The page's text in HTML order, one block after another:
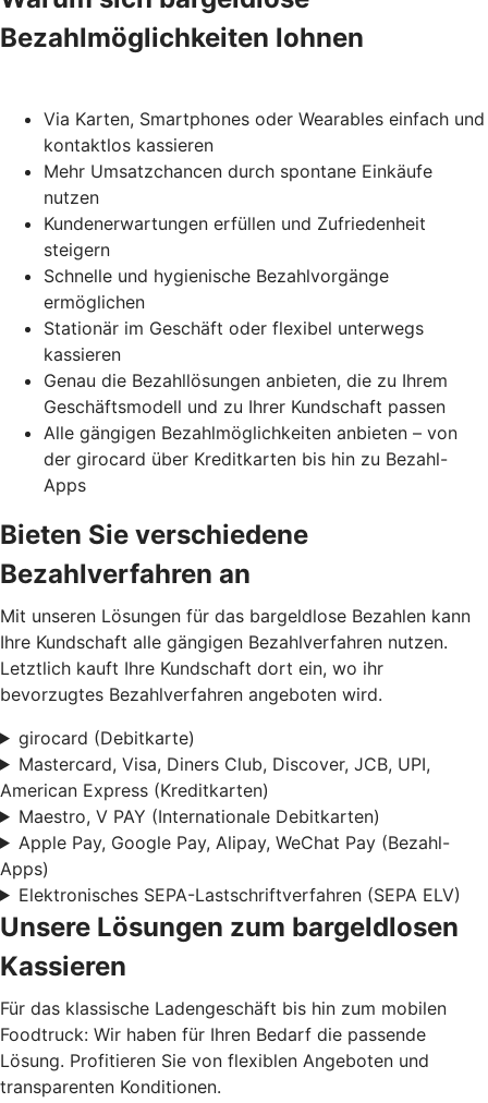
Bezahlmöglichkeiten lohnen
Via Karten, Smartphones oder Wearables einfach und
kontaktlos kassieren
Mehr Umsatzchancen durch spontane Einkäufe
nutzen
Kundenerwartungen erfüllen und Zufriedenheit
steigern
Schnelle und hygienische Bezahlvorgänge
ermöglichen
Stationär im Geschäft oder flexibel unterwegs
kassieren
Genau die Bezahllösungen anbieten, die zu Ihrem
Geschäftsmodell und zu Ihrer Kundschaft passen
Alle gängigen Bezahlmöglichkeiten anbieten – von
der girocard über Kreditkarten bis hin zu Bezahl-
Apps
Bieten Sie verschiedene
Bezahlverfahren an
Mit unseren Lösungen für das bargeldlose Bezahlen kann
Ihre Kundschaft alle gängigen Bezahlverfahren nutzen.
Letztlich kauft Ihre Kundschaft dort ein, wo ihr
bevorzugtes Bezahlverfahren angeboten wird.
girocard (Debitkarte)
Mastercard, Visa, Diners Club, Discover, JCB, UPI,
American Express (Kreditkarten)
Maestro, V PAY (Internationale Debitkarten)
Apple Pay, Google Pay, Alipay, WeChat Pay (Bezahl-
Apps)
Elektronisches SEPA-Lastschriftverfahren (SEPA ELV)
Unsere Lösungen zum bargeldlosen
Kassieren
Für das klassische Ladengeschäft bis hin zum mobilen
Foodtruck: Wir haben für Ihren Bedarf die passende
Lösung. Profitieren Sie von flexiblen Angeboten und
transparenten Konditionen.